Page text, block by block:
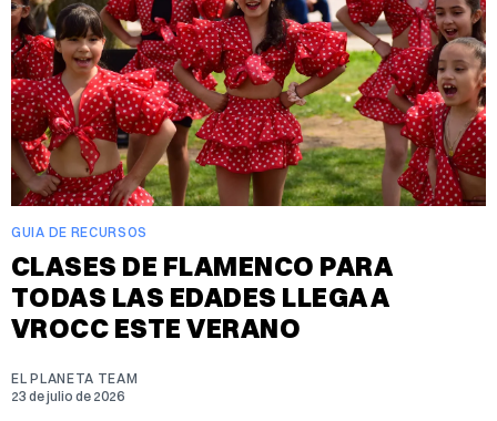
GUIA DE RECURSOS
CLASES DE FLAMENCO PARA
TODAS LAS EDADES LLEGA A
VROCC ESTE VERANO
EL PLANETA TEAM
23 de julio de 2026